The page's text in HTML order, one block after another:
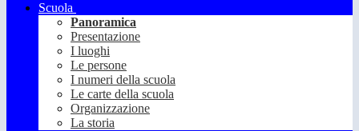
Scuola
Panoramica
Presentazione
I luoghi
Le persone
I numeri della scuola
Le carte della scuola
Organizzazione
La storia